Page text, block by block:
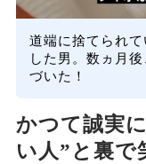
道端に捨てられ
した男。数ヵ月
づいた！
かつて誠実
い人”と裏で